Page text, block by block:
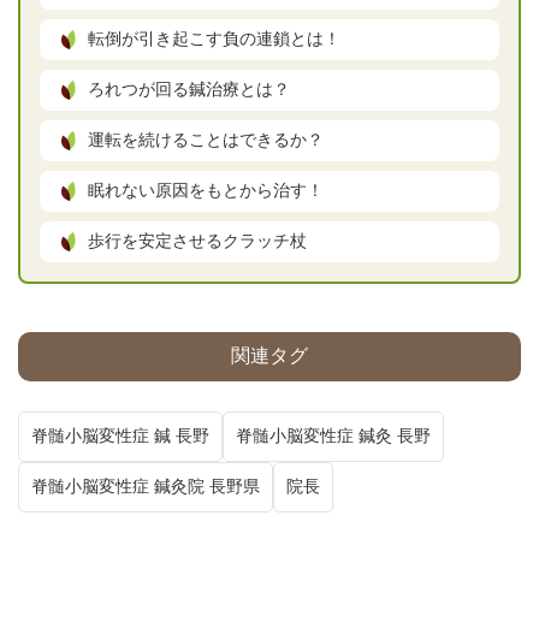
転倒が引き起こす負の連鎖とは！
ろれつが回る鍼治療とは？
運転を続けることはできるか？
眠れない原因をもとから治す！
歩行を安定させるクラッチ杖
関連タグ
脊髄小脳変性症 鍼 長野 脊髄小脳変性症 鍼灸 長野
脊髄小脳変性症 鍼灸院 長野県 院長